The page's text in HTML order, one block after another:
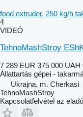
food extruder, 250 kg/h
4
VIDEÓ
TehnoMashStroy
7 289 EUR 375 000 UAH
Állattartás gépei -
Ukrajna, m. Cherkasi
TehnoMashStroy
Kapcsolatfelvétel az